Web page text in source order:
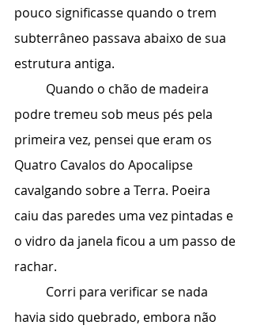
pouco significasse quando o trem
subterrâneo passava abaixo de sua
estrutura antiga.
podre tremeu sob meus pés pela
primeira vez, pensei que eram os
Quatro Cavalos do Apocalipse
cavalgando sobre a Terra. Poeira
caiu das paredes uma vez pintadas e
o vidro da janela ficou a um passo de
rachar.
havia sido quebrado, embora não